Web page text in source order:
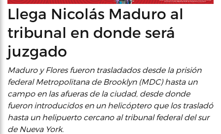
Llega Nicolás Maduro al
tribunal en donde será
juzgado
Maduro y Flores fueron trasladados desde la prisión
federal Metropolitana de Brooklyn (MDC) hasta un
campo en las afueras de la ciudad, desde donde
fueron introducidos en un helicóptero que los trasladó
hasta un helipuerto cercano al tribunal federal del sur
de Nueva York.